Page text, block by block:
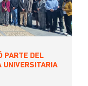
PARTE DEL
UNIVERSITARIA